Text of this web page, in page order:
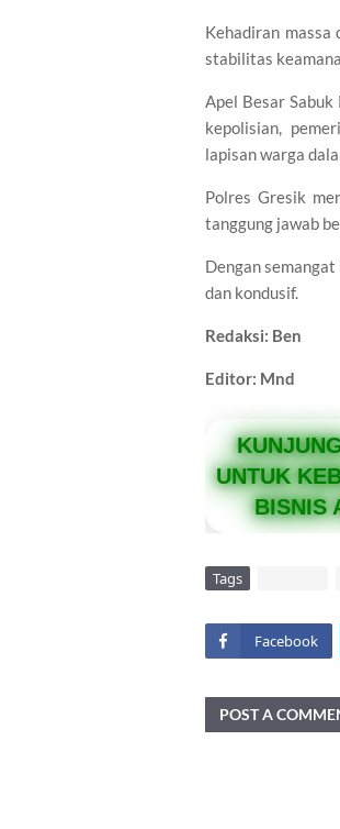
Kehadiran
stabilitas
Apel Besar
kepolisian,
lapisan warga
Polres Gresik
tanggung jawab
Dengan
dan kondusif.
Redaksi: Ben
Editor: Mnd
UNTUK
BISNIS
Tags
Facebook
POST A